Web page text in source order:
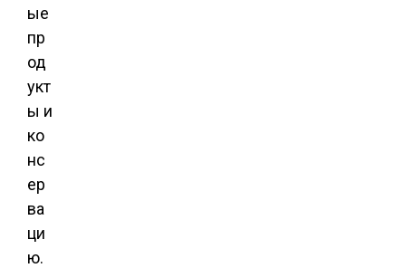
ые
пр
од
укт
ы и
ко
нс
ер
ва
ци
ю.